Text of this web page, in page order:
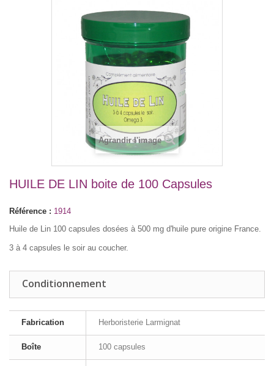
Agrandir l'image
HUILE DE LIN boite de 100 Capsules
Référence : 1914
Huile de Lin 100 capsules dosées à 500 mg d'huile pure origine France.
3 à 4 capsules le soir au coucher.
Conditionnement
Fabrication Herboristerie Larmignat
Boîte 100 capsules